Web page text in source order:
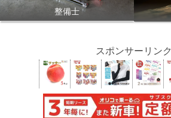
整備士
スポンサーリンク